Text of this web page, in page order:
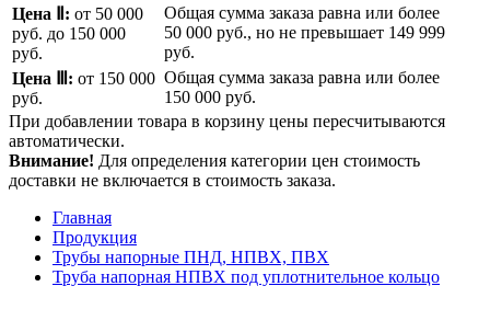
Цена Ⅱ: от 50 000
руб. до 150 000
руб.
Общая сумма заказа равна или более
50 000 руб., но не превышает 149 999
руб.
Цена Ⅲ: от 150 000
руб.
Общая сумма заказа равна или более
150 000 руб.
При добавлении товара в корзину цены пересчитываются
автоматически.
Внимание! Для определения категории цен стоимость
доставки не включается в стоимость заказа.
Главная
Продукция
Трубы напорные ПНД, НПВХ, ПВХ
Труба напорная НПВХ под уплотнительное кольцо